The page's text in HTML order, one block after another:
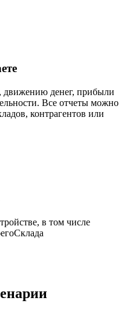
движению денег, прибыли
Все отчеты можно
контрагентов или
в том числе